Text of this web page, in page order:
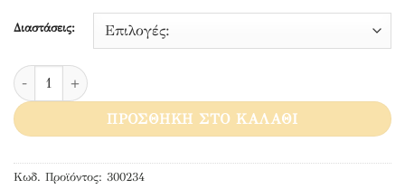
Διαστάσεις:
Άγιος Πατάπιος Λουτρακίου ποσότητα
ΠΡΟΣΘΉΚΗ ΣΤΟ ΚΑΛΆΘΙ
Κωδ. Προϊόντος: 300234